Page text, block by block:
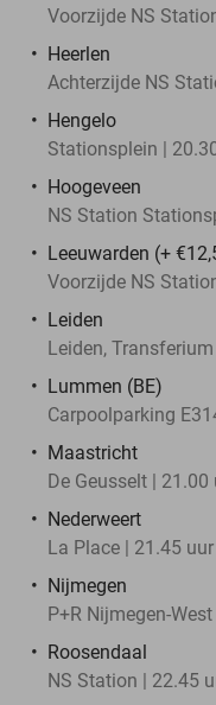
Voorzijde NS
Heerlen
Achterzijde NS
Hengelo
Stationsplein |
Hoogeveen
NS Station
Leeuwarden (+
Voorzijde NS
Leiden
Leiden,
Lummen (BE)
Carpoolparking
Maastricht
De Geusselt | 21.00
Nederweert
La Place | 21.45 uur
Nijmegen
P+R Nijmegen-
Roosendaal
NS Station | 22.45